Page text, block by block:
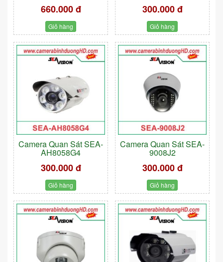
660.000 đ
Giỏ hàng
300.000 đ
Giỏ hàng
Camera Quan Sát SEA-
AH8058G4
300.000 đ
Giỏ hàng
Camera Quan Sát SEA-
9008J2
300.000 đ
Giỏ hàng